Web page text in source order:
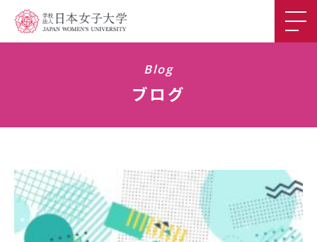
Research
Courses
カリキュラム
Faculty
教員
Blog
ブログ